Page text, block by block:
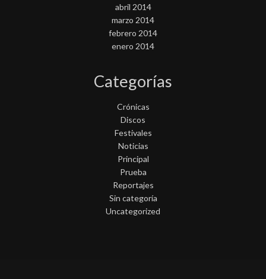
abril 2014
marzo 2014
febrero 2014
enero 2014
Categorías
Crónicas
Discos
Festivales
Noticias
Principal
Prueba
Reportajes
Sin categoría
Uncategorized